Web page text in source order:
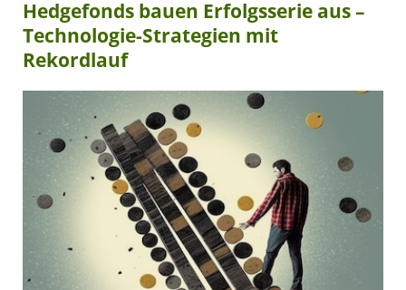
Hedgefonds bauen Erfolgsserie aus –
Technologie-Strategien mit
Rekordlauf